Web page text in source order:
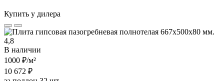
Купить у дилера
4,8
В наличии
1000 ₽/м²
10 672 ₽